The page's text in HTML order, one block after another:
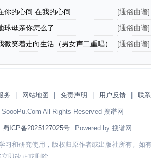
你的心间 在我的心间 [通俗曲谱]
球母亲你怎么了 [通俗曲谱]
微笑着走向生活（男女声二重唱） [通俗曲谱]
务 网站地图 免责声明 用户反馈 联
All Rights Reserved 搜谱网
蜀ICP备2025127025号 Powered by 搜谱网
和研究使用，版权归原作者或出版社所有。如